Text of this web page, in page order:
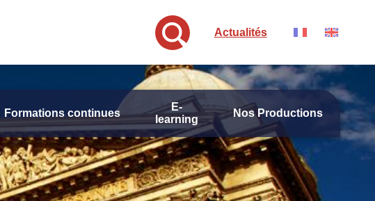
Actualités
Formations continues
E-
learning
Nos Productions